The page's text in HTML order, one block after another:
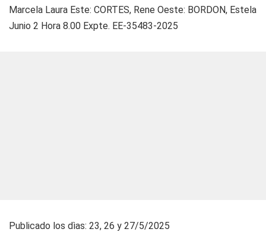
Marcela Laura Este: CORTES, Rene Oeste: BORDON, Estela
Junio 2 Hora 8.00 Expte. EE-35483-2025
Publicado los dìas: 23, 26 y 27/5/2025